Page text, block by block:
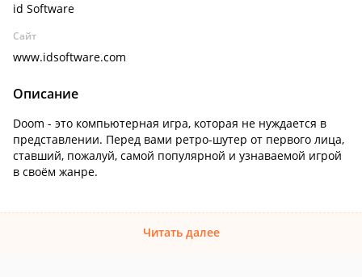
id Software
Сайт
www.idsoftware.com
Описание
Doom - это компьютерная игра, которая не нуждается в
представлении. Перед вами ретро-шутер от первого лица,
ставший, пожалуй, самой популярной и узнаваемой игрой
в своём жанре.
Читать далее